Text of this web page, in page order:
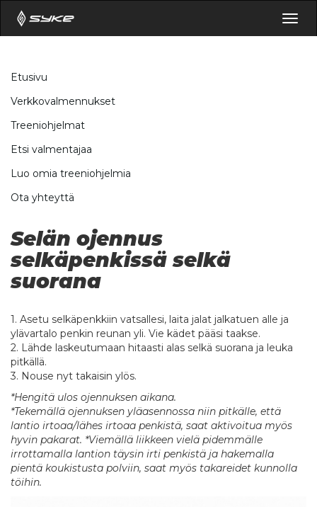
Etusivu
Verkkovalmennukset
Treeniohjelmat
Etsi valmentajaa
Luo omia treeniohjelmia
Ota yhteyttä
Selän ojennus
selkäpenkissä selkä
suorana
1. Asetu selkäpenkkiin vatsallesi, laita jalat jalkatuen alle ja
ylävartalo penkin reunan yli. Vie kädet pääsi taakse.
2. Lähde laskeutumaan hitaasti alas selkä suorana ja leuka
pitkällä.
3. Nouse nyt takaisin ylös.
*Hengitä ulos ojennuksen aikana.
*Tekemällä ojennuksen yläasennossa niin pitkälle, että
lantio irtoaa/lähes irtoaa penkistä, saat aktivoitua myös
hyvin pakarat. *Viemällä liikkeen vielä pidemmälle
irrottamalla lantion täysin irti penkistä ja hakemalla
pientä koukistusta polviin, saat myös takareidet kunnolla
töihin.